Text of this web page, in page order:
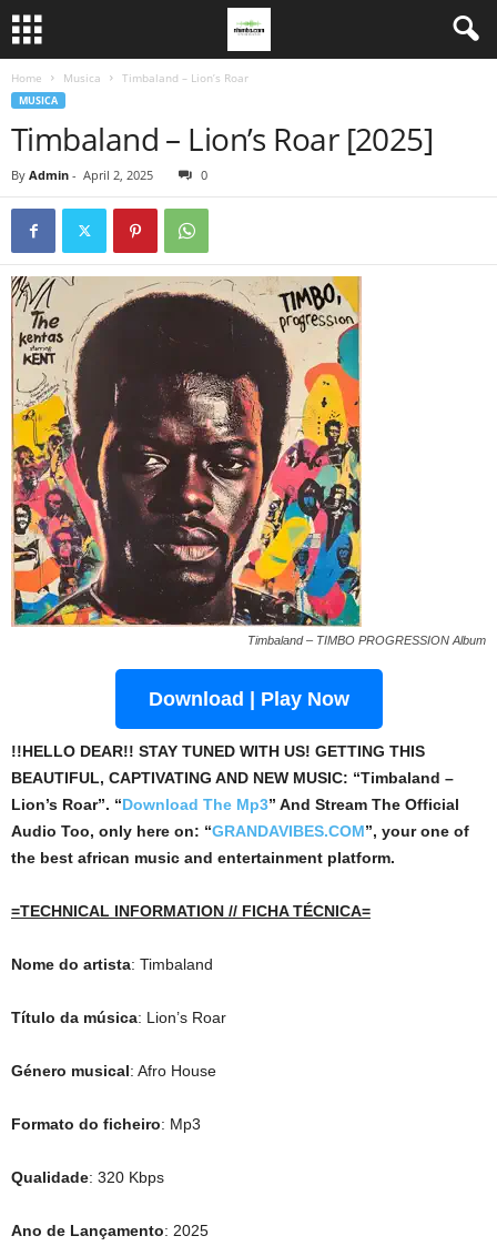
Home Musica Timbaland – Lion’s Roar
MUSICA
Timbaland – Lion’s Roar [2025]
By Admin - April 2, 2025 0
Timbaland – TIMBO PROGRESSION Album
Download | Play Now
!!HELLO DEAR!! STAY TUNED WITH US! GETTING THIS
BEAUTIFUL, CAPTIVATING AND NEW MUSIC: “Timbaland –
Lion’s Roar”. “Download The Mp3” And Stream The Official
Audio Too, only here on: “GRANDAVIBES.COM”, your one of
the best african music and entertainment platform.
=TECHNICAL INFORMATION // FICHA TÉCNICA=
Nome do artista: Timbaland
Título da música: Lion’s Roar
Género musical: Afro House
Formato do ficheiro: Mp3
Qualidade: 320 Kbps
Ano de Lançamento: 2025